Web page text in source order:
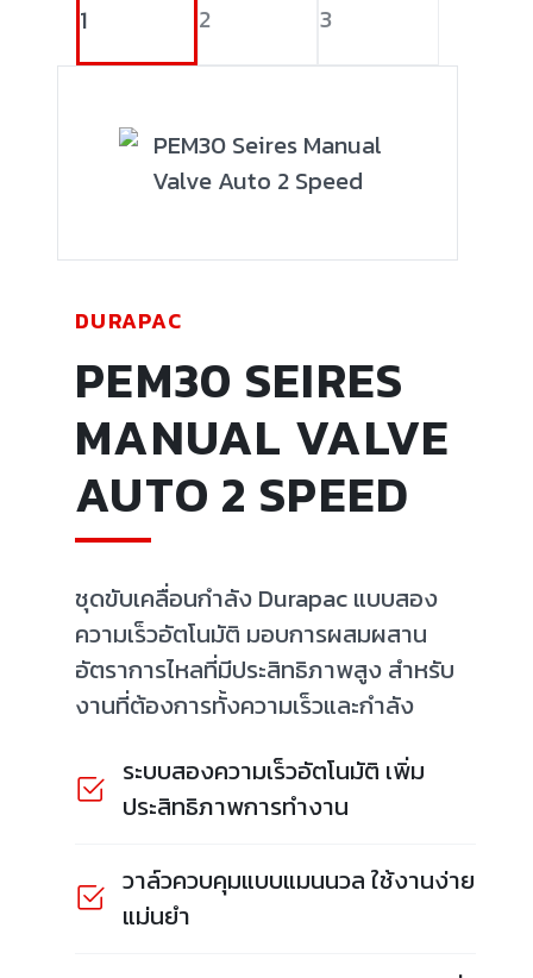
DURAPAC
PEM30 SEIRES
MANUAL VALVE
AUTO 2 SPEED
ชุดขับเคลื่อนกำลัง Durapac แบบสอง
ความเร็วอัตโนมัติ มอบการผสมผสาน
อัตราการไหลที่มีประสิทธิภาพสูง สำหรับ
งานที่ต้องการทั้งความเร็วและกำลัง
ระบบสองความเร็วอัตโนมัติ เพิ่ม
ประสิทธิภาพการทำงาน
วาล์วควบคุมแบบแมนนวล ใช้งานง่าย
แม่นยำ